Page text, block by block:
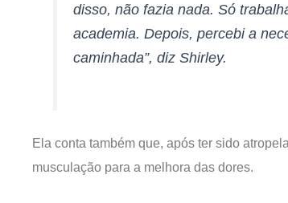
disso, não fazia nada. Só
academia. Depois, percebi a
caminhada”, diz Shirley.
Ela conta também que, após ter sido
musculação para a melhora das dores.